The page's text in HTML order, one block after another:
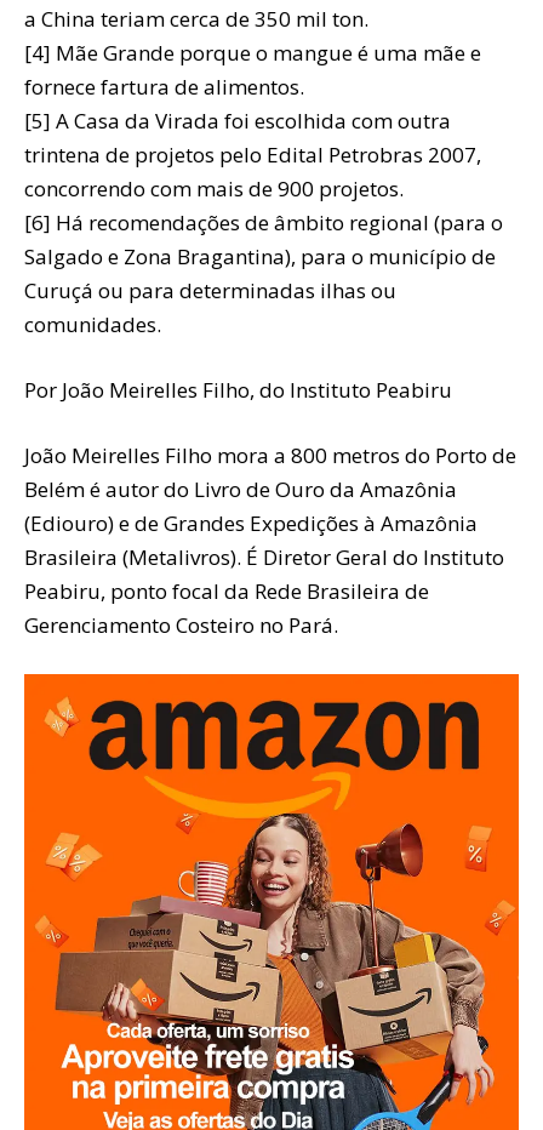
a China teriam cerca de 350 mil ton.
[4] Mãe Grande porque o mangue é uma mãe e
fornece fartura de alimentos.
[5] A Casa da Virada foi escolhida com outra
trintena de projetos pelo Edital Petrobras 2007,
concorrendo com mais de 900 projetos.
[6] Há recomendações de âmbito regional (para o
Salgado e Zona Bragantina), para o município de
Curuçá ou para determinadas ilhas ou
comunidades.
Por João Meirelles Filho, do Instituto Peabiru
João Meirelles Filho mora a 800 metros do Porto de
Belém é autor do Livro de Ouro da Amazônia
(Ediouro) e de Grandes Expedições à Amazônia
Brasileira (Metalivros). É Diretor Geral do Instituto
Peabiru, ponto focal da Rede Brasileira de
Gerenciamento Costeiro no Pará.